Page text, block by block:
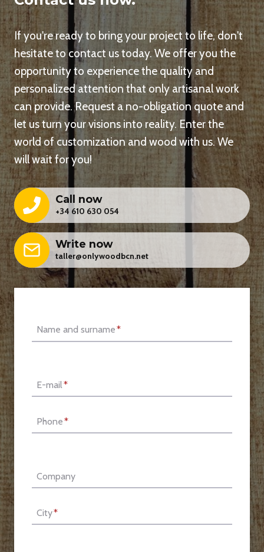
e
If you're ready to bring your project to life, don't
hesitate to contact us today. We offer you the
opportunity to experience the quality and
personalized attention that only artisanal work
can provide. Request a no-obligation quote and
let us turn your visions into reality. Enter the
world of customization and wood with us. We
will wait for you!
Call now
+34 610 630 054
Write now
taller@onlywoodbcn.net
Name and surname*
E-mail*
Phone*
Company
City*